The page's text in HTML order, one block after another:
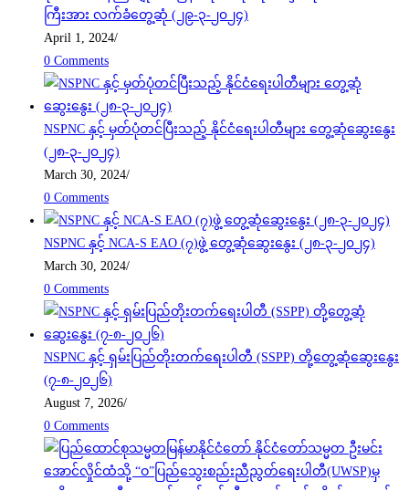
ကြီးအား လက်ခံတွေ့ဆုံ (၂၉-၃-၂၀၂၄)
April 1, 2024/
0 Comments
NSPNC နှင့် မှတ်ပုံတင်ပြီးသည့် နိုင်ငံရေးပါတီများ တွေ့ဆုံဆွေးနွေး
(၂၈-၃-၂၀၂၄)
March 30, 2024/
0 Comments
NSPNC နှင့် NCA-S EAO (၇)ဖွဲ့ တွေ့ဆုံဆွေးနွေး (၂၈-၃-၂၀၂၄)
March 30, 2024/
0 Comments
NSPNC နှင့် ရှမ်းပြည်တိုးတက်ရေးပါတီ (SSPP) တို့တွေ့ဆုံဆွေးနွေး
(၇-၈-၂၀၂၆)
August 7, 2026/
0 Comments